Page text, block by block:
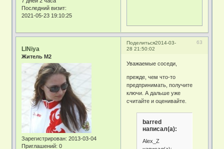
Последний визит:
2021-05-23 19:10:25
Поделиться 63
2014-03-
28 21:50:02
LINiya
Житель М2
Зарегистрирован: 2013-03-04
Приглашений: 0
Уважаемые соседи,
прежде, чем что-то
предпринимать, получите
ключи. А дальше уже
считайте и оценивайте.
barred
написал(а):
Alex_Z